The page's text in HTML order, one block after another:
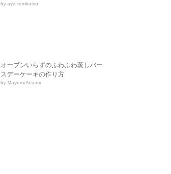
by aya rembutsu
オーブンいらずのふわふわ蒸しバー
スデーケーキの作り方
by Mayumi Atsumi